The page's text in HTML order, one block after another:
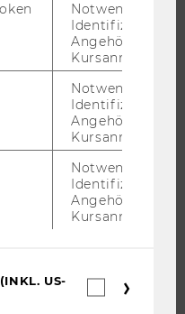
Notwendig zur
Identifizierung
Angehörige/r für
Kursanmeldung.
Notwendig zur
Identifizierung
Angehörige/r für
Kursanmeldung.
Notwendig zur
Identifizierung
Angehörige/r für
Kursanmeldung.
US-